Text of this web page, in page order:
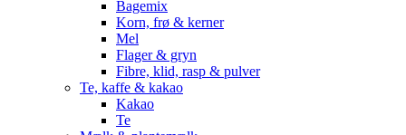
Bagemix
Korn, frø & kerner
Mel
Flager & gryn
Fibre, klid, rasp & pulver
Te, kaffe & kakao
Kakao
Te